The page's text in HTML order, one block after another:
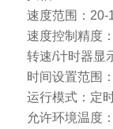
速度范围：20-
速度控制精度
转速/计时器显
时间设置范围
运行模式：定
允许环境温度